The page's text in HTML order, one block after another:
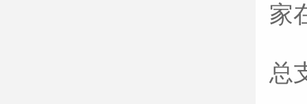
家
总